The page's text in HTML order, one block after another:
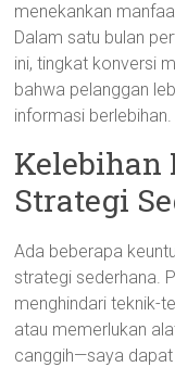
menekankan
Dalam satu bulan
ini, tingkat konversi
bahwa pelanggan
informasi berlebihan.
Kelebihan
Strategi
Ada beberapa
strategi sederhana.
menghindari teknik-
atau memerlukan
canggih—saya